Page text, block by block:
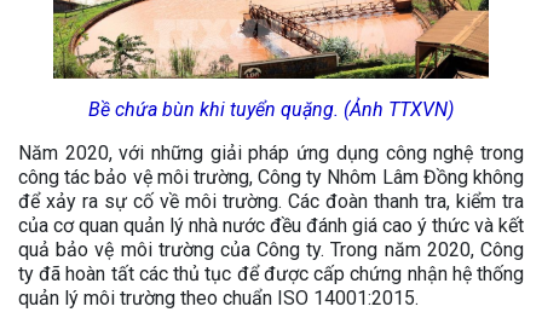
Bề chứa bùn khi tuyển quặng. (Ảnh TTXVN)
Năm 2020, với những giải pháp ứng dụng công nghệ trong
công tác bảo vệ môi trường, Công ty Nhôm Lâm Đồng không
để xảy ra sự cố về môi trường. Các đoàn thanh tra, kiểm tra
của cơ quan quản lý nhà nước đều đánh giá cao ý thức và kết
quả bảo vệ môi trường của Công ty. Trong năm 2020, Công
ty đã hoàn tất các thủ tục để được cấp chứng nhận hệ thống
quản lý môi trường theo chuẩn ISO 14001:2015.